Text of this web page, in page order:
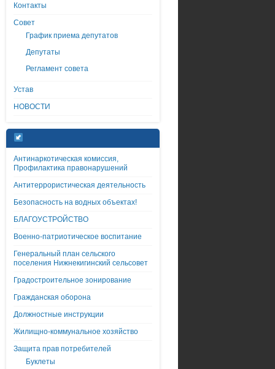
Контакты
Совет
График приема депутатов
Депутаты
Регламент совета
Устав
НОВОСТИ
Антинаркотическая комиссия,
Профилактика правонарушений
Антитеррористическая деятельность
Безопасность на водных объектах!
БЛАГОУСТРОЙСТВО
Военно-патриотическое воспитание
Генеральный план сельского
поселения Нижнекигинский сельсовет
Градостроительное зонирование
Гражданская оборона
Должностные инструкции
Жилищно-коммунальное хозяйство
Защита прав потребителей
Буклеты